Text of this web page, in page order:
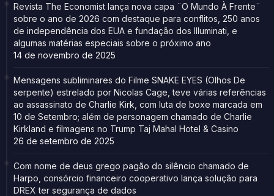
Revista The Economist lança nova capa ¨O Mundo À Frente¨
sobre o ano de 2026 com destaque para conflitos, 250 anos
de independência dos EUA e fundação dos Illuminati, e
algumas matérias especiais sobre o próximo ano
14 de novembro de 2025
Mensagens subliminares do Filme SNAKE EYES (Olhos De
serpente) estrelado por Nicolas Cage, teve várias referências
ao assassinato de Charlie Kirk, com luta de boxe marcada em
10 de Setembro; além de personagem chamado de Charlie
Kirkland e filmagens no Trump Taj Mahal Hotel & Casino
26 de setembro de 2025
Com nome de deus grego pagão do silêncio chamado de
Harpo, consórcio financeiro cooperativo lança solução para
DREX ter segurança de dados